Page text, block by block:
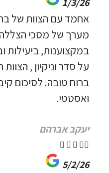
1/3/26
אחמד עם הצוות של
מערך של מסכי
במקצוענות, ביעילות
על סדר וניקיון ,
ברוח טובה. לסיכום
ואסטטי.
יעקב אברהם
   
5/2/26